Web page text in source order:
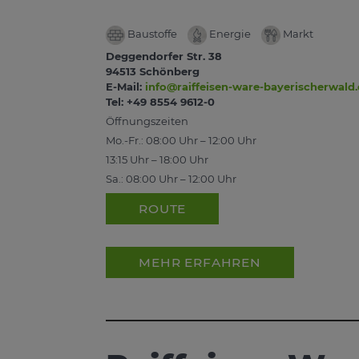
Baustoffe Energie
Markt
Deggendorfer Str. 38
94513 Schönberg
E-Mail: info@raiffeisen-ware-
Tel: +49 8554 9612-0
Öffnungszeiten
Mo.-Fr.: 08:00 Uhr – 12:00 Uhr
13:15 Uhr – 18:00 Uhr
Sa.: 08:00 Uhr – 12:00 Uhr
ROUTE
MEHR ERFAHREN